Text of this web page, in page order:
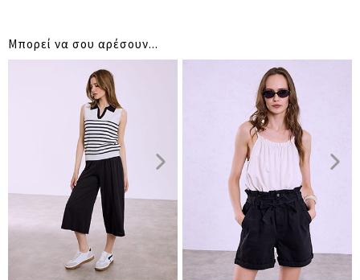
Μπορεί να σου αρέσουν...